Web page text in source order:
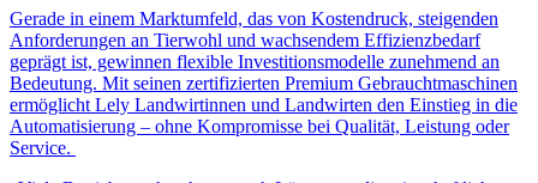
Gerade in einem Marktumfeld, das von Kostendruck, steigenden
Anforderungen an Tierwohl und wachsendem Effizienzbedarf
geprägt ist, gewinnen flexible Investitionsmodelle zunehmend an
Bedeutung. Mit seinen zertifizierten Premium Gebrauchtmaschinen
ermöglicht Lely Landwirtinnen und Landwirten den Einstieg in die
Automatisierung – ohne Kompromisse bei Qualität, Leistung oder
Service.